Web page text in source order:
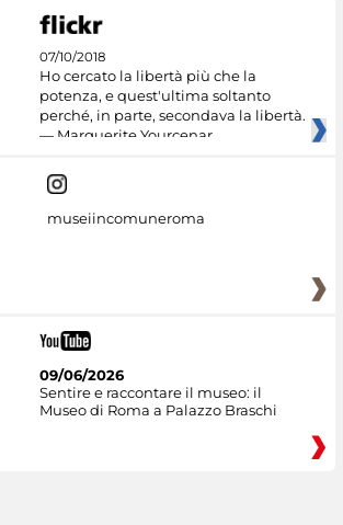
07/10/2018
Ho cercato la libertà più che la
potenza, e quest'ultima soltanto
perché, in parte, secondava la libertà.
— Marguerite Yourcenar
museiincomuneroma
09/06/2026
Sentire e raccontare il museo: il
Museo di Roma a Palazzo Braschi